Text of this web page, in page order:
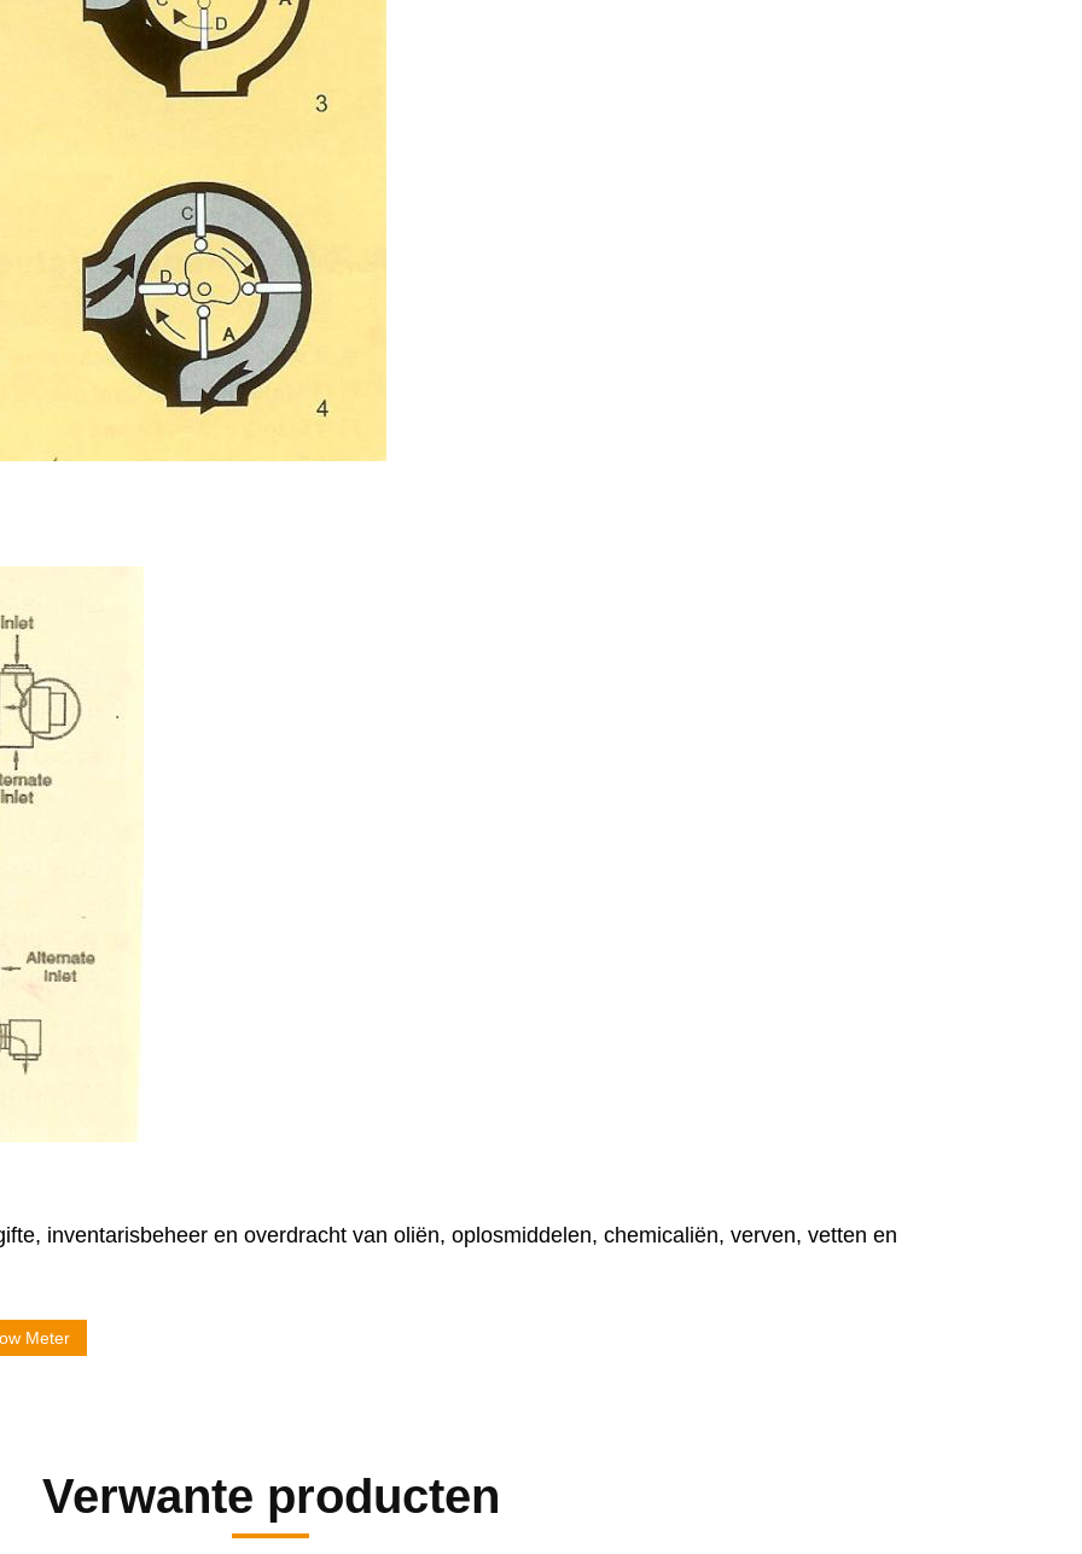
inventarisbeheer en overdracht van oliën, oplosmiddelen, chemicaliën, verven, vetten en
Meter
Verwante producten